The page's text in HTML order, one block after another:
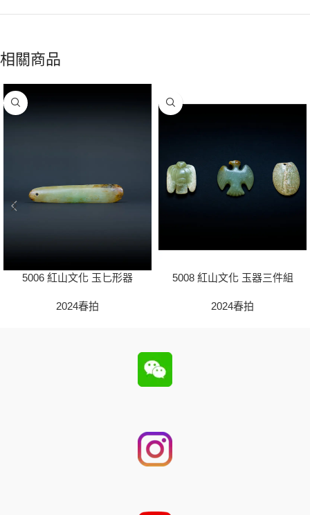
相關商品
5006 紅山文化 玉匕形器
2024春拍
5008 紅山文化 玉器三件組
2024春拍